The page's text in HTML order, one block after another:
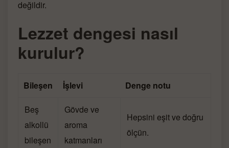
değildir.
Lezzet dengesi nasıl
kurulur?
Bileşen İşlevi Denge notu
Beş
alkollü
bileşen
Gövde ve
aroma
katmanları
Hepsini eşit ve doğru
ölçün.